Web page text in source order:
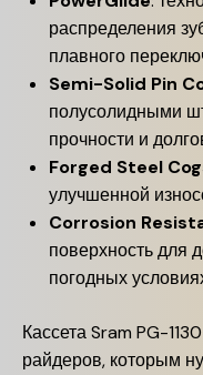
распределения
плавного
Semi-Solid Pin
полусолидными
прочности и
Forged Steel
улучшенной
Corrosion
поверхность для
погодных
Кассета Sram PG-
райдеров, которым